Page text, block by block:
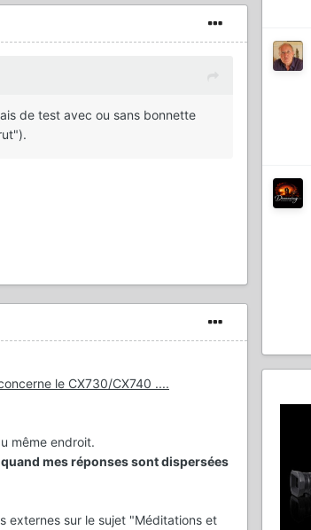
de test avec ou sans bonnette
le CX730/CX740 ....
même endroit.
mes réponses sont dispersées
externes sur le sujet "Méditations et